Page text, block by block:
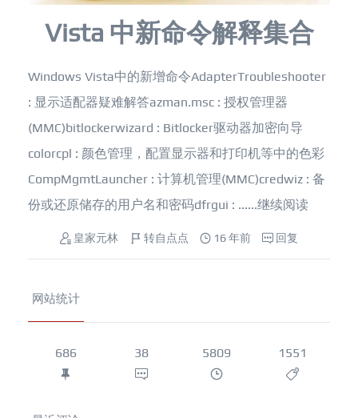
Vista 中新命令解释集合
Windows Vista中的新增命令AdapterTroubleshooter
: 显示适配器疑难解答azman.msc : 授权管理器
(MMC)bitlockerwizard : Bitlocker驱动器加密向导
colorcpl : 颜色管理，配置显示器和打印机等中的色彩
CompMgmtLauncher : 计算机管理(MMC)credwiz : 备
份或还原储存的用户名和密码dfrgui : ......继续阅读
皇家元林 转自点点 16 年前 回复
网站统计
686 38 5809 1551